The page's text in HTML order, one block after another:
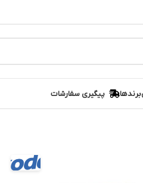
برندها پیگیری سفارشات